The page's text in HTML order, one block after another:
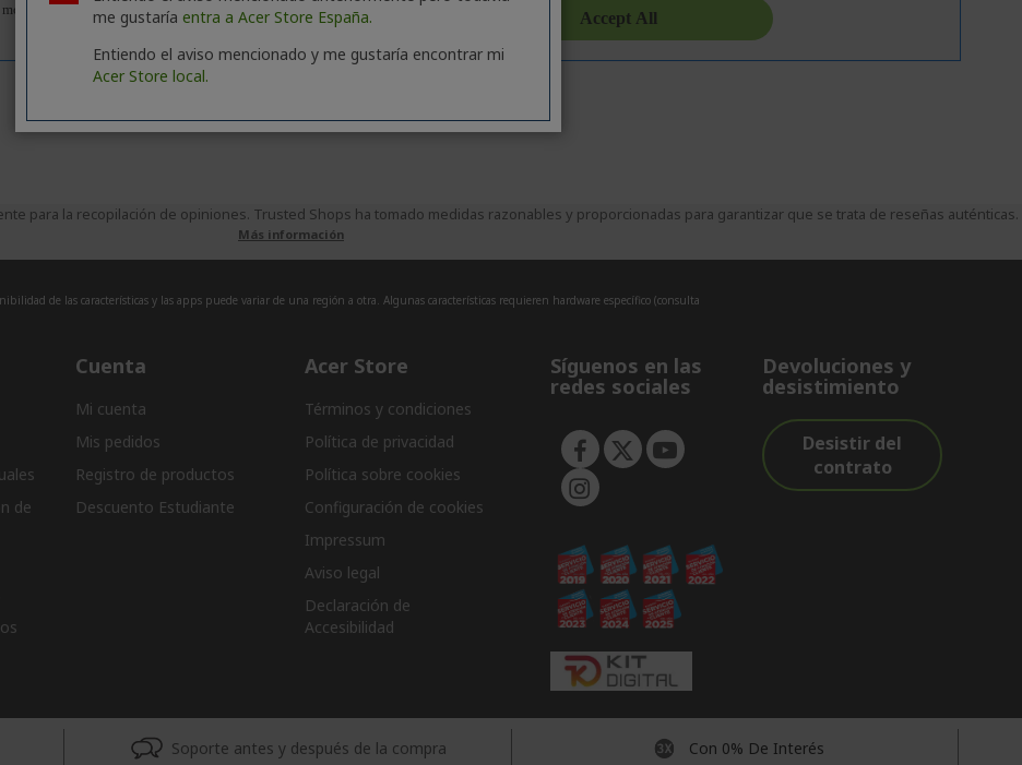
para la recopilación de opiniones. Trusted Shops ha tomado medidas razonables y proporcionadas para garantizar que se trata de reseñas auténticas.
Más información
de las características y las apps puede variar de una región a otra. Algunas características requieren hardware específico (consulta
de
Cuenta
Mi cuenta
Mis pedidos
Registro de productos
Descuento Estudiante
Acer Store
Términos y condiciones
Política de privacidad
Política sobre cookies
Configuración de cookies
Impressum
Aviso legal
Declaración de
Accesibilidad
Síguenos en las
redes sociales
Devoluciones y
desistimiento
Desistir del
contrato
Soporte antes y después de la compra Con 0% De Interés
me gustaría entra a Acer Store España.
Entiendo el aviso mencionado y me gustaría encontrar mi
Acer Store local.